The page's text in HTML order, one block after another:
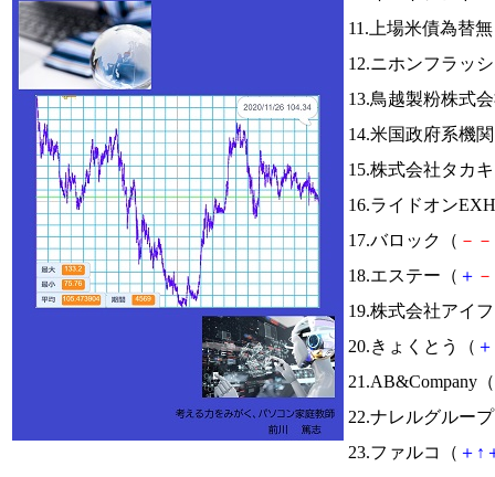
11.上場米債為替
12.ニホンフラッ
13.鳥越製粉株式
14.米国政府系機
15.株式会社タカ
16.ライドオン
17.バロック（ － －
18.エステー（ ＋ －
19.株式会社アイ
20.きょくとう（ ＋
21.AB&Company（
22.ナレルグルー
23.ファルコ（ ＋ ↑